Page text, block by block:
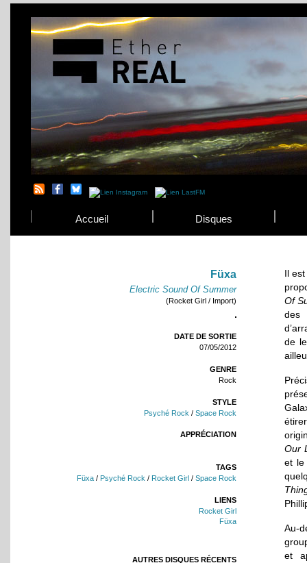
Accueil Disques
Füxa
Electric Sound Of Summer
(Rocket Girl / Import)
DATE DE SORTIE
07/05/2012
GENRE
Rock
STYLE
Psyché Rock / Space Rock
APPRÉCIATION
TAGS
Füxa / Psyché Rock / Rocket Girl / Space Rock
LIENS
Rocket Girl
Füxa
AUTRES DISQUES RÉCENTS
Il
Of
des
de
Our
et le
Au-
et